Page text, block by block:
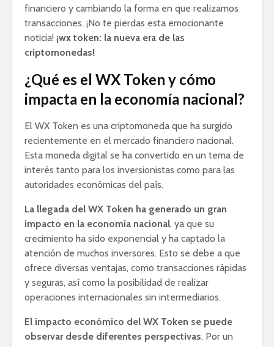
financiero y cambiando la forma en que realizamos
transacciones. ¡No te pierdas esta emocionante
noticia! ¡wx token: la nueva era de las
criptomonedas!
¿Qué es el WX Token y cómo
impacta en la economía nacional?
El WX Token es una criptomoneda que ha surgido
recientemente en el mercado financiero nacional.
Esta moneda digital se ha convertido en un tema de
interés tanto para los inversionistas como para las
autoridades económicas del país.
La llegada del WX Token ha generado un gran
impacto en la economía nacional, ya que su
crecimiento ha sido exponencial y ha captado la
atención de muchos inversores. Esto se debe a que
ofrece diversas ventajas, como transacciones rápidas
y seguras, así como la posibilidad de realizar
operaciones internacionales sin intermediarios.
El impacto económico del WX Token se puede
observar desde diferentes perspectivas. Por un